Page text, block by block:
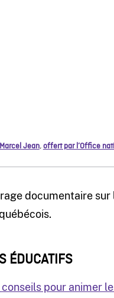
Marcel Jean,offert par l’Office
documentaire
ÉDUCATIFS
conseils pour animer